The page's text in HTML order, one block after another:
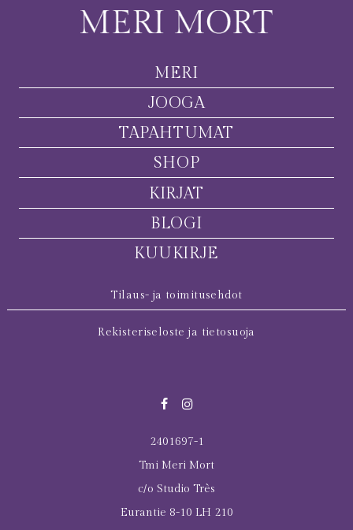
MERI
JOOGA
TAPAHTUMAT
SHOP
KIRJAT
BLOGI
KUUKIRJE
Tilaus- ja toimitusehdot
Rekisteriseloste ja tietosuoja
2401697-1
Tmi Meri Mort
c/o Studio Très
Eurantie 8-10 LH 210